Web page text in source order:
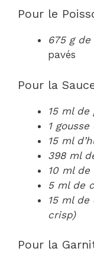
Pour le
675 g
pavés
Pour la
15 ml
1
15 ml
398 ml
10 ml
5 ml de
15 ml
crisp)
Pour la